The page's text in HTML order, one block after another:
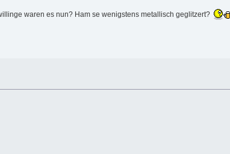
waren es nun? Ham se wenigstens metallisch geglitzert?